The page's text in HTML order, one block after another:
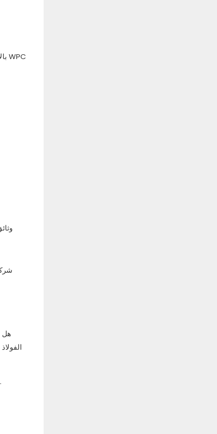
هل
للحصول على عرض أسعار من المصنع، ورسومات فنية، وجدول زمني للمشروع مصمم خصيصًا لموقعك.